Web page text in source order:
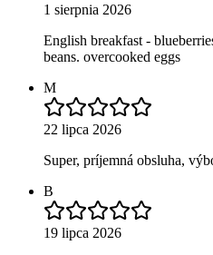
1 sierpnia 2026
English breakfast -
beans. overcooked eggs
M
22 lipca 2026
Super, príjemná obsluha,
B
19 lipca 2026